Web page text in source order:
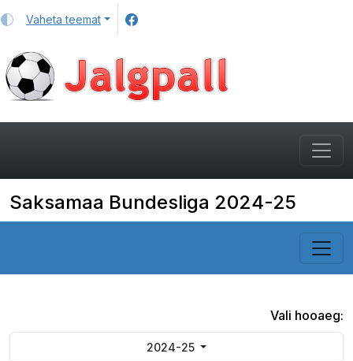
Vaheta teemat
Saksamaa Bundesliga 2024-25
Vali hooaeg:
2024-25